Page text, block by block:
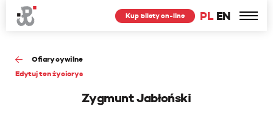
PL EN
Kup bilety on-line
Ofiary cywilne
Edytuj ten życiorys
Zygmunt Jabłoński